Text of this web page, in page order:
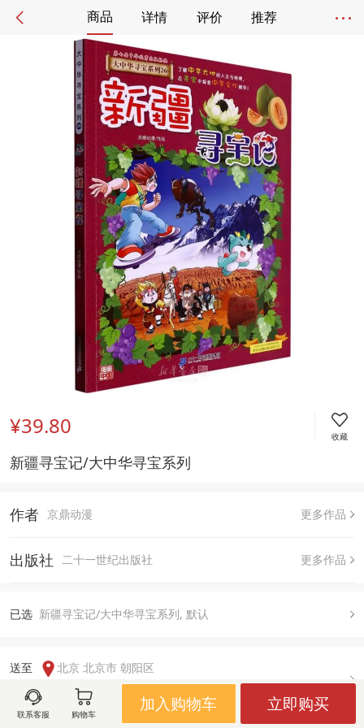
商品 详情 评价 推荐
¥39.80 收藏
新疆寻宝记/大中华寻宝系列
作者 京鼎动漫 更多作品
出版社 二十一世纪出版社 更多作品
已选 新疆寻宝记/大中华寻宝系列, 默认
送至
北京 北京市 朝阳区
联系客服 购物车
加入购物车 立即购买